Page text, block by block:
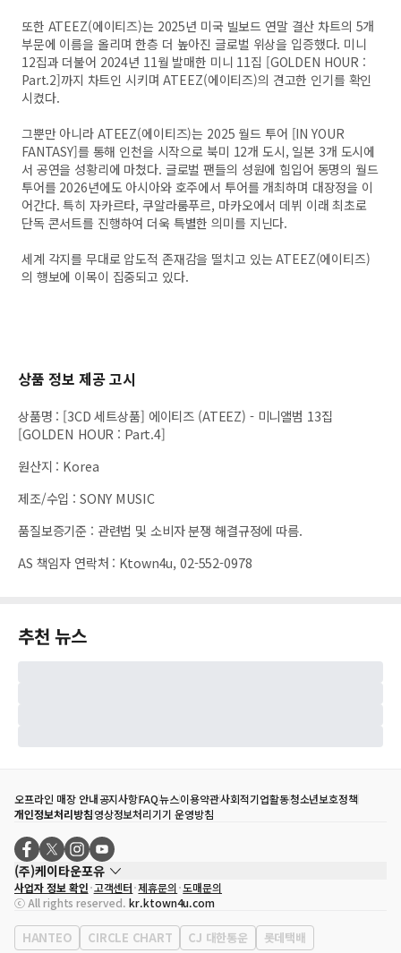
또한 ATEEZ(에이티즈)는 2025년 미국 빌보드 연말 결산 차트의 5개
부문에 이름을 올리며 한층 더 높아진 글로벌 위상을 입증했다. 미니
12집과 더불어 2024년 11월 발매한 미니 11집 [GOLDEN HOUR :
Part.2]까지 차트인 시키며 ATEEZ(에이티즈)의 견고한 인기를 확인
시켰다.
그뿐만 아니라 ATEEZ(에이티즈)는 2025 월드 투어 [IN YOUR
FANTASY]를 통해 인천을 시작으로 북미 12개 도시, 일본 3개 도시에
서 공연을 성황리에 마쳤다. 글로벌 팬들의 성원에 힘입어 동명의 월드
투어를 2026년에도 아시아와 호주에서 투어를 개최하며 대장정을 이
어간다. 특히 자카르타, 쿠알라룸푸르, 마카오에서 데뷔 이래 최초로
단독 콘서트를 진행하여 더욱 특별한 의미를 지닌다.
세계 각지를 무대로 압도적 존재감을 떨치고 있는 ATEEZ(에이티즈)
의 행보에 이목이 집중되고 있다.
상품 정보 제공 고시
상품명 : [3CD 세트상품] 에이티즈 (ATEEZ) - 미니앨범 13집
[GOLDEN HOUR : Part.4]
원산지 : Korea
제조/수입 : SONY MUSIC
품질보증기준 : 관련법 및 소비자 분쟁 해결규정에 따름.
AS 책임자 연락처 : Ktown4u, 02-552-0978
추천 뉴스
오프라인 매장 안내공지사항FAQ뉴스이용약관사회적기업활동청소년보호정책
개인정보처리방침영상정보처리기기 운영방침
(주)케이타운포유
대표자
송효민
사업자등록번호
120-87-71116
통신판매업 신고번호 제2011-서울강남-02223
대표전화
02-552-9855
사업자 정보 확인 고객센터 제휴문의 도매문의
ⓒ All rights reserved. kr.ktown4u.com
HANTEO CIRCLE CHART CJ 대한통운 롯데택배